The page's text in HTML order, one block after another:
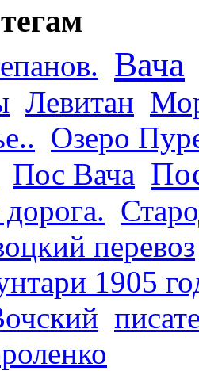
Вача
Левитан
Озеро
Пос Вача
перевоз
1905